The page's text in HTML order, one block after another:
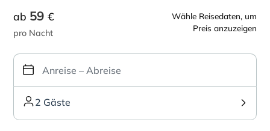
Wähle Reisedaten, um
Preis anzuzeigen
ab 59 €
pro Nacht
2 Gäste